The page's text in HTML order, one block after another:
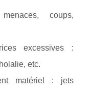
coups,
excessives :
etc.
matériel : jets